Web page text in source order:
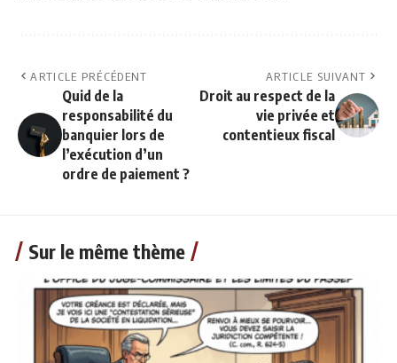
ARTICLE PRÉCÉDENT
Quid de la
responsabilité du
banquier lors de
l’exécution d’un
ordre de paiement ?
ARTICLE SUIVANT
Droit au respect de la
vie privée et
contentieux fiscal
Sur le même thème